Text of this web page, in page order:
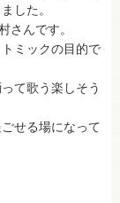
した。
さんです。
ミックの目的で
て歌う楽しそう
せる場になって